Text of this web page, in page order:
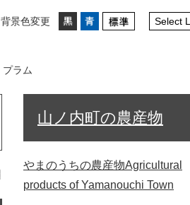
背景色変更
プラム
山ノ内町の農産物
やまのうちの農産物Agricultural
products of Yamanouchi Town